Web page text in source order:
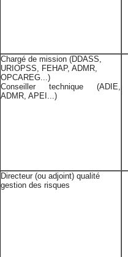
Chargé de mission (DDASS,
URIOPSS, FEHAP, ADMR,
OPCAREG...)
Conseiller technique (ADIE,
ADMR, APEI...)
Directeur (ou adjoint) qualité
gestion des risques